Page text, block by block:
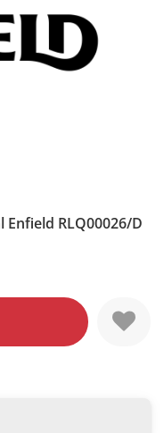
RLQ00026/D